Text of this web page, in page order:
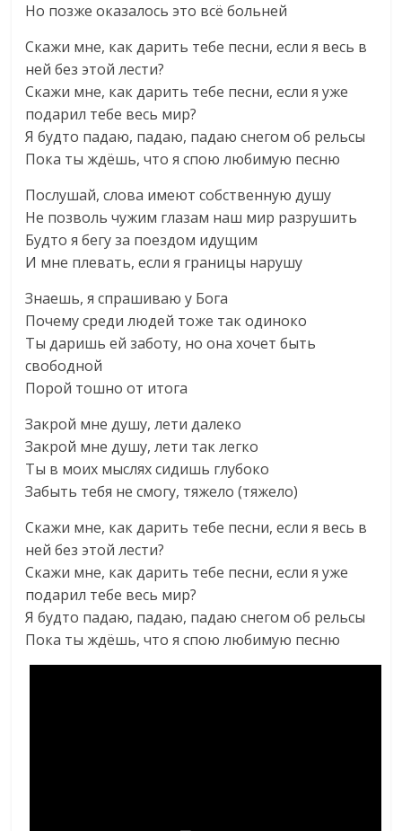
Но позже оказалось это всё больней
Скажи мне, как дарить тебе песни, если я весь в
ней без этой лести?
Скажи мне, как дарить тебе песни, если я уже
подарил тебе весь мир?
Я будто падаю, падаю, падаю снегом об рельсы
Пока ты ждёшь, что я спою любимую песню
Послушай, слова имеют собственную душу
Не позволь чужим глазам наш мир разрушить
Будто я бегу за поездом идущим
И мне плевать, если я границы нарушу
Знаешь, я спрашиваю у Бога
Почему среди людей тоже так одиноко
Ты даришь ей заботу, но она хочет быть
свободной
Порой тошно от итога
Закрой мне душу, лети далеко
Закрой мне душу, лети так легко
Ты в моих мыслях сидишь глубоко
Забыть тебя не смогу, тяжело (тяжело)
Скажи мне, как дарить тебе песни, если я весь в
ней без этой лести?
Скажи мне, как дарить тебе песни, если я уже
подарил тебе весь мир?
Я будто падаю, падаю, падаю снегом об рельсы
Пока ты ждёшь, что я спою любимую песню